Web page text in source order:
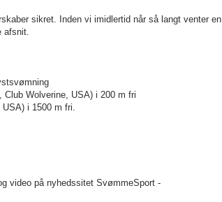
sikret. Inden vi imidlertid når så langt venter en
afsnit.
Wolverine, USA) i 200 m fri
USA) i 1500 m fri.
video på nyhedssitet SvømmeSport -